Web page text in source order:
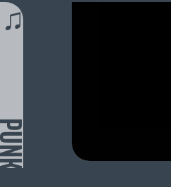
♫
PUNK